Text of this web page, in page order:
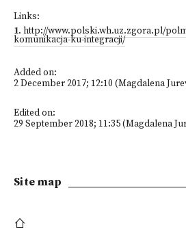
Links:
1. http://www.polski.wh.uz.zgora.pl/
komunikacja-ku-integracji/
Added on:
2 December 2017; 12:10 (Magdalena
Edited on:
29 September 2018; 11:35 (Magdalena
Site map